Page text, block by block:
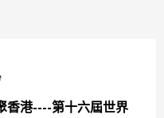
香港----第十六屆世界